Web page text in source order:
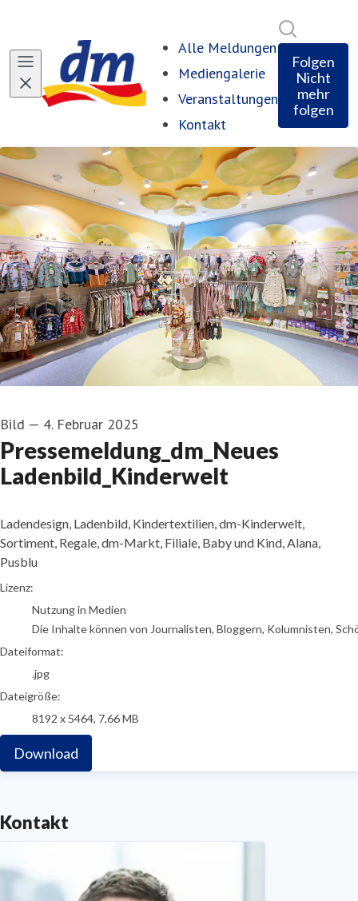
Alle Meldungen
Mediengalerie
Veranstaltungen
Kontakt
Folgen
Nicht
mehr
folgen
Bild — 4. Februar 2025
Pressemeldung_dm_Neues
Ladenbild_Kinderwelt
Ladendesign, Ladenbild, Kindertextilien, dm-Kinderwelt,
Sortiment, Regale, dm-Markt, Filiale, Baby und Kind, Alana,
Pusblu
go to media item
Lizenz:
Nutzung in Medien
Die Inhalte können von Journalisten, Bloggern, Kolumnisten,
Dateiformat:
.jpg
Dateigröße:
8192 x 5464, 7,66 MB
Download
Kontakt